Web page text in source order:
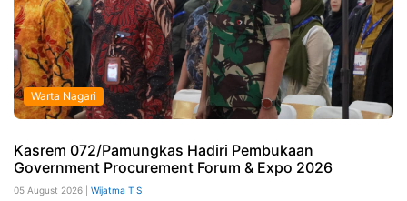
Warta Nagari
Kasrem 072/Pamungkas Hadiri Pembukaan
Government Procurement Forum & Expo 2026
05 August 2026 | Wijatma T S